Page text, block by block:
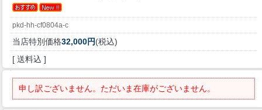
pkd-hh-cf0804a-c
当店特別価格32,000円(税込)
[ 送料込 ]
申し訳ございません。ただいま在庫がございません。